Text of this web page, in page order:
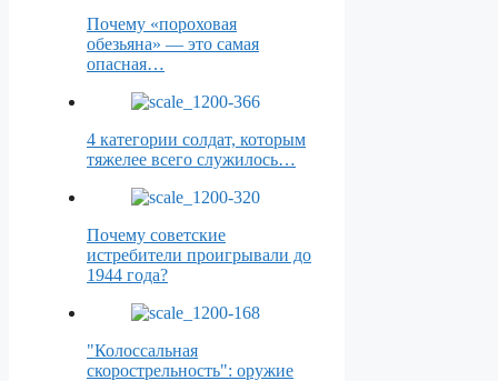
Почему «пороховая
обезьяна» — это самая
опасная…
4 категории солдат, которым
тяжелее всего служилось…
Почему советские
истребители проигрывали до
1944 года?
"Колоссальная
скорострельность": оружие